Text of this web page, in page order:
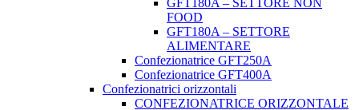
GFT180A – SETTORE NON
FOOD
GFT180A – SETTORE
ALIMENTARE
Confezionatrice GFT250A
Confezionatrice GFT400A
Confezionatrici orizzontali
CONFEZIONATRICE ORIZZONTALE